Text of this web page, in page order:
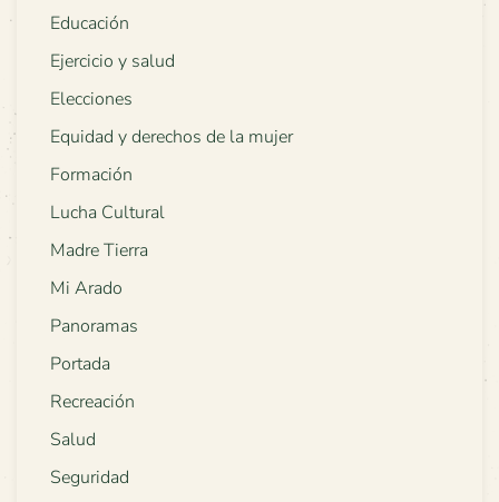
Educación
Ejercicio y salud
Elecciones
Equidad y derechos de la mujer
Formación
Lucha Cultural
Madre Tierra
Mi Arado
Panoramas
Portada
Recreación
Salud
Seguridad